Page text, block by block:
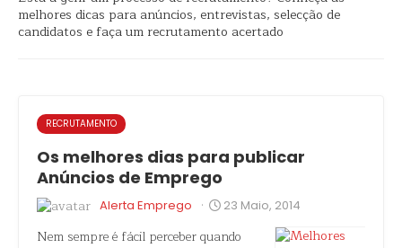
melhores dicas para anúncios, entrevistas, selecção de
candidatos e faça um recrutamento acertado
RECRUTAMENTO
Os melhores dias para publicar
Anúncios de Emprego
Alerta Emprego · 23 Maio, 2014
Nem sempre é fácil perceber quando